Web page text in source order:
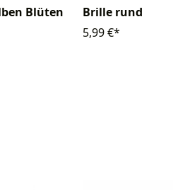
Blüten
Brille rund
5,99 €*